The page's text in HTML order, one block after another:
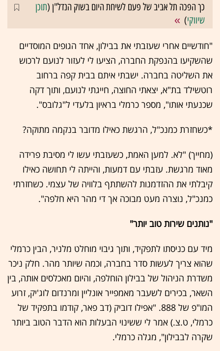
כך הפכה תל אביב של פעם לשיחת היום בשוק הנדל"ן (תוכן
שיווקי)
"חודשיים אחרי שעזבתי את בבילון, אחד הגופים המוסדיים
שהשקיעו בהנפקת החברה, הציעו לי לעזור לנועם לרכוש
את השליטה בחברה. ישבתי איתם בבית קפה ברחוב
רוטשילד בת"א, יצאתי החוצה, חייגתי לנועם, ותוך דקה
שכנעתי אותו", מספר כרמלי בראיון בלעדי ל"גלובס".
*כשחזרת כמנכ"ל, הרגשת כאילו מדובר בנקמה מתוקה?
(מחייך) "לא. למען האמת, כשעזבתי עשו לי מסיבת פרידה
מאוד מרגשת. עזבתי עם דמעות, והייתה לי תחושה כאילו
קיבלתי את ההזדמנות להשתתף בלוויה של עצמי. כשחזרתי
כמנכ"ל, נוצרה מעט מבוכה אך די מהר היא חלפה".
"נותנים שירות טוב יותר"
מיד עם כניסתו לתפקיד, ותוך גיבוי מוחלט מלניר, הבין כרמלי
שהוא צריך לעשות סדר בחברה, וכמה שיותר מהר. חלק ניכר
משדרת הניהול של בבילון הוחלפה, והיום מאכלסים אותה, בין
השאר, בכירים לשעבר מאמפייר אונליין ומרנדום לוג'יק, זרוע
המו"פ של 888. "אפילו דוביק (דב פאר, קודמו בתפקיד של
כרמלי, ט.צ.) אמר לי ששינוי הבעלות הוא הדבר הטוב ביותר
שקרה לבבילון", מגלה כרמלי.